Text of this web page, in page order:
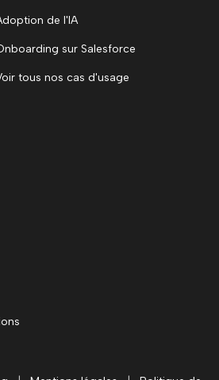
de l'IA
sur Salesforce
tous nos cas d'usage